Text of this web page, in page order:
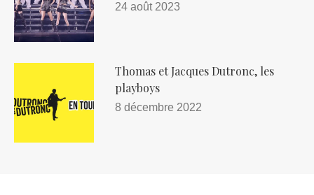
24 août 2023
Thomas et Jacques Dutronc, les
playboys
8 décembre 2022